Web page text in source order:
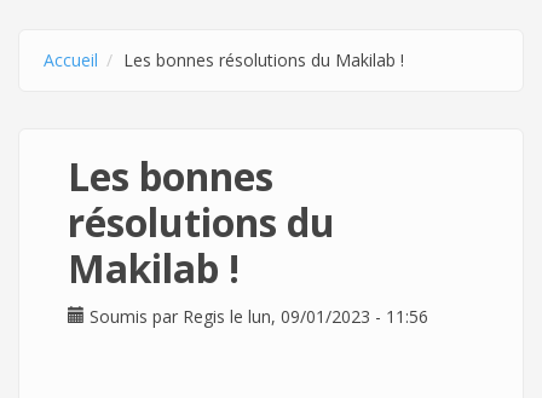
Accueil Les bonnes résolutions du Makilab !
Les bonnes
résolutions du
Makilab !
Soumis par Regis le lun, 09/01/2023 - 11:56